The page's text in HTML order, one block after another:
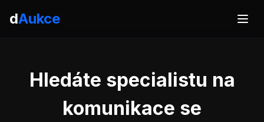
dAukce
Hledáte specialistu na
komunikace se